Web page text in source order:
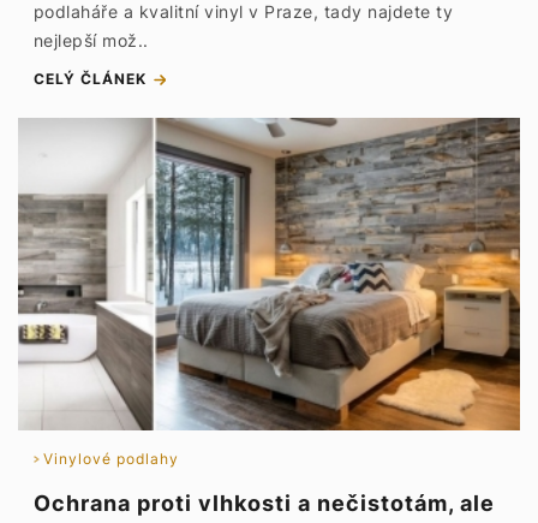
podlaháře a kvalitní vinyl v Praze, tady najdete ty
nejlepší mož..
CELÝ ČLÁNEK
Vinylové podlahy
Ochrana proti vlhkosti a nečistotám, ale